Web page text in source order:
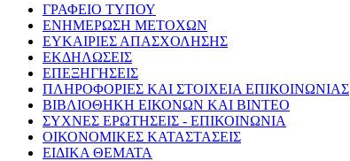
ΓΡΑΦΕΙΟ ΤΥΠΟΥ
ΕΝΗΜΕΡΩΣΗ ΜΕΤΟΧΩΝ
ΕΥΚΑΙΡΙΕΣ ΑΠΑΣΧΟΛΗΣΗΣ
ΕΚΔΗΛΩΣΕΙΣ
ΕΠΕΞΗΓΗΣΕΙΣ
ΠΛΗΡΟΦΟΡΙΕΣ ΚΑΙ ΣΤΟΙΧΕΙΑ ΕΠΙΚΟΙΝΩΝΙΑΣ
ΒΙΒΛΙΟΘΗΚΗ ΕΙΚΟΝΩΝ ΚΑΙ ΒΙΝΤΕΟ
ΣΥΧΝΕΣ ΕΡΩΤΗΣΕΙΣ - ΕΠΙΚΟΙΝΩΝΙΑ
ΟΙΚΟΝΟΜΙΚΕΣ ΚΑΤΑΣΤΑΣΕΙΣ
ΕΙΔΙΚΑ ΘΕΜΑΤΑ